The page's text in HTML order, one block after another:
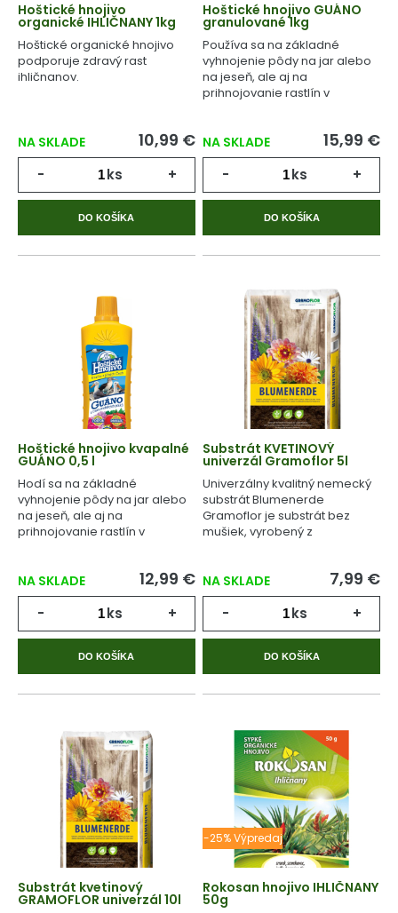
Hoštické hnojivo
organické IHLIČNANY 1kg
Hoštické organické hnojivo
podporuje zdravý rast
ihličnanov.
NA SKLADE 10,99 €
- ks +
DO KOŠÍKA
Hoštické hnojivo GUÁNO
granulované 1kg
Používa sa na základné
vyhnojenie pôdy na jar alebo
na jeseň, ale aj na
prihnojovanie rastlín v
NA SKLADE 15,99 €
- ks +
DO KOŠÍKA
Hoštické hnojivo kvapalné
GUÁNO 0,5 l
Hodí sa na základné
vyhnojenie pôdy na jar alebo
na jeseň, ale aj na
prihnojovanie rastlín v
NA SKLADE 12,99 €
- ks +
DO KOŠÍKA
Substrát KVETINOVÝ
univerzál Gramoflor 5l
Univerzálny kvalitný nemecký
substrát Blumenerde
Gramoflor je substrát bez
mušiek, vyrobený z
NA SKLADE 7,99 €
- ks +
DO KOŠÍKA
Substrát kvetinový
GRAMOFLOR univerzál 10l
-25% Výpredaj
Rokosan hnojivo IHLIČNANY
50g